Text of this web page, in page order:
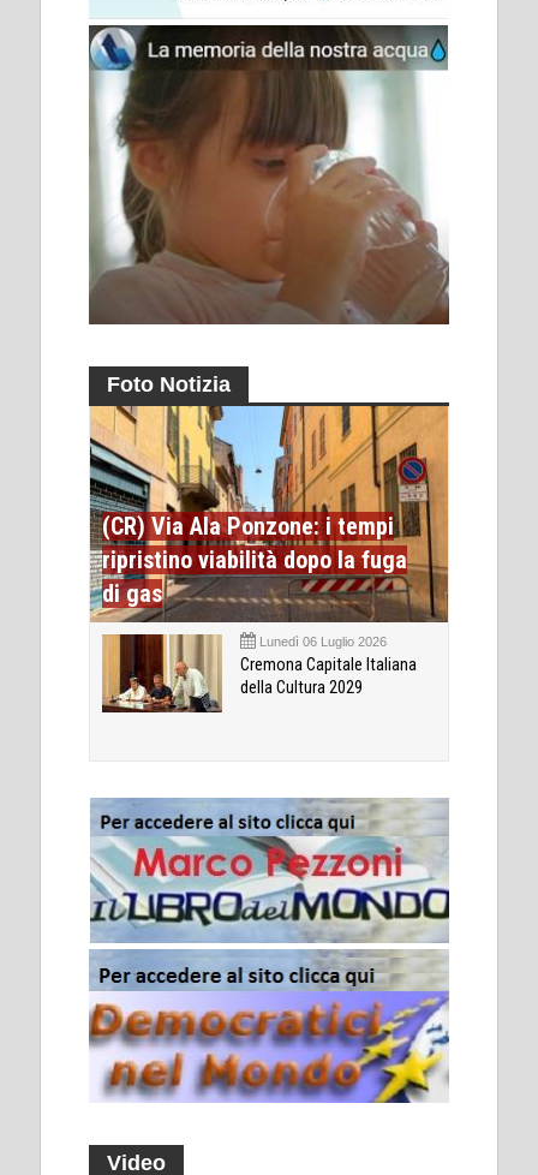
Foto Notizia
(CR) Via Ala Ponzone: i tempi
ripristino viabilità dopo la fuga
di gas
Lunedì 06 Luglio 2026
Cremona Capitale Italiana
della Cultura 2029
Video